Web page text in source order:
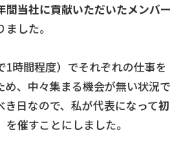
間当社に貢献いただいたメンバー
した。
1時間程度）でそれぞれの仕事を
め、中々集まる機会が無い状況で
き日なので、私が代表になって初
を催すことにしました。